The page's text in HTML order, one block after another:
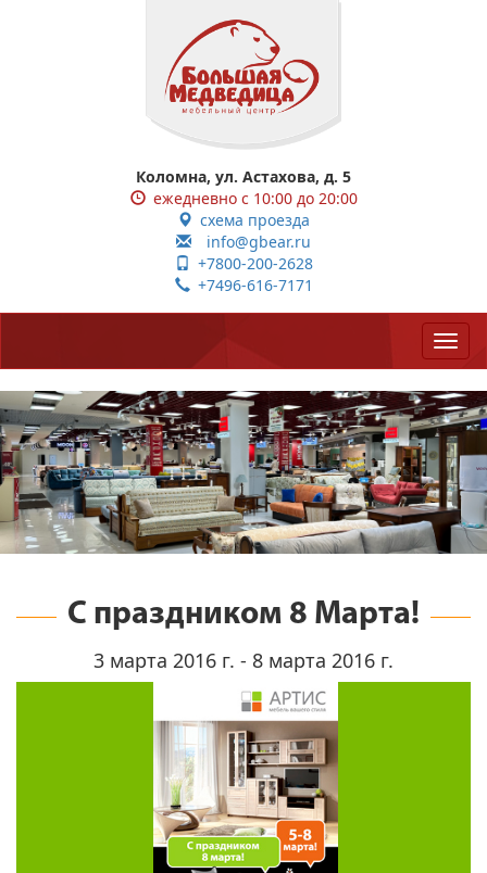
Коломна, ул. Астахова, д. 5
ежедневно с 10:00 до 20:00
схема проезда
info@gbear.ru
+7800-200-2628
+7496-616-7171
С праздником 8 Марта!
3 марта 2016 г. - 8 марта 2016 г.